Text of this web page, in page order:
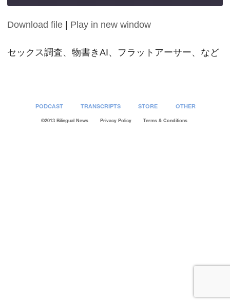
SHARE
LINK
Download file Play in new window
セックス調査、物書きAI、フラットアーサー、など
PODCAST TRANSCRIPTS STORE OTHER
©2013 Bilingual News Privacy Policy Terms & Conditions